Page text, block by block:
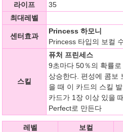
라이프
35
최대레벨
센터효과
Princess 하모니
Princess 타입의 보컬
스킬
퓨처 프린세스
9초마다 50％의 확률
상승한다. 편성에 콤보
을 때 이 카드의 스킬
카드가 1장 이상 있을
Perfect로 만든다
레벨 보컬